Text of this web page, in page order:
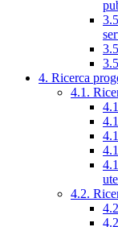
4. Ricerca
4.1.
4.2.